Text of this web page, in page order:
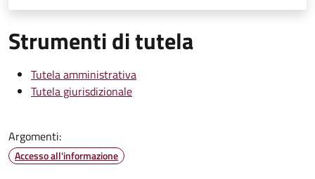
Strumenti di tutela
Tutela amministrativa
Tutela giurisdizionale
Argomenti:
Accesso all'informazione